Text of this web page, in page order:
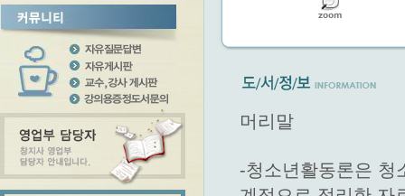
머리말
-청소년활동론은 청